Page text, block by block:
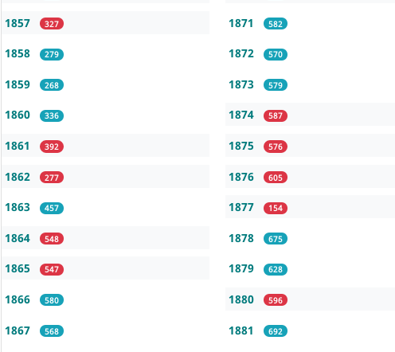
1857 327
1858 279
1859 268
1860 336
1861 392
1862 277
1863 457
1864 548
1865 547
1866 580
1867 568
1871 582
1872 570
1873 579
1874 587
1875 576
1876 605
1877 154
1878 675
1879 628
1880 596
1881 692